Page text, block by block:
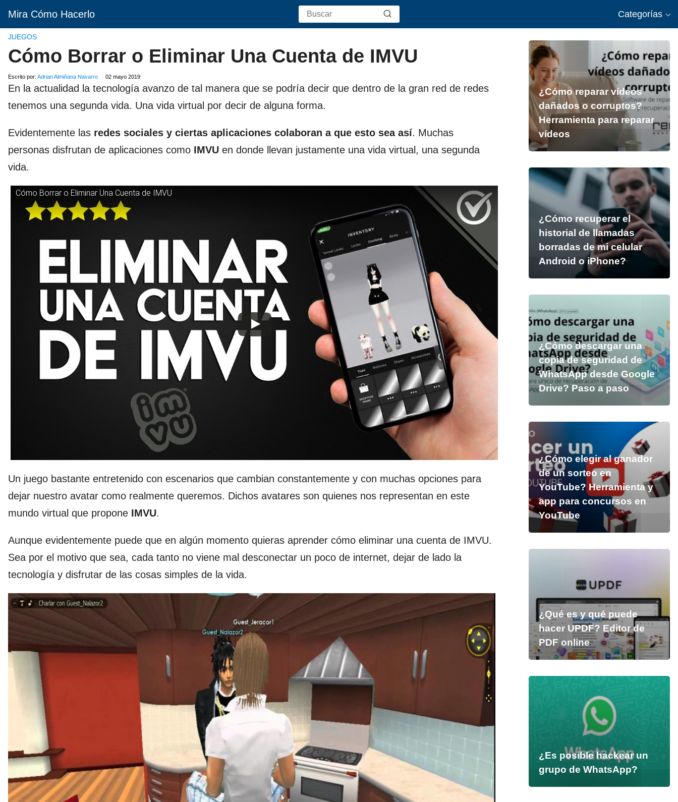
Mira Cómo Hacerlo Categorías
JUEGOS
Cómo Borrar o Eliminar Una Cuenta de IMVU
Escrito por: Adrian Almiñana Navarro 02 mayo 2019
En la actualidad la tecnología avanzo de tal manera que se podría decir que dentro de la gran red de redes
tenemos una segunda vida. Una vida virtual por decir de alguna forma.
Evidentemente las redes sociales y ciertas aplicaciones colaboran a que esto sea así. Muchas
personas disfrutan de aplicaciones como IMVU en donde llevan justamente una vida virtual, una segunda
vida.
Cómo Borrar o Eliminar Una Cuenta de IMVU
Un juego bastante entretenido con escenarios que cambian constantemente y con muchas opciones para
dejar nuestro avatar como realmente queremos. Dichos avatares son quienes nos representan en este
mundo virtual que propone IMVU.
Aunque evidentemente puede que en algún momento quieras aprender cómo eliminar una cuenta de IMVU.
Sea por el motivo que sea, cada tanto no viene mal desconectar un poco de internet, dejar de lado la
tecnología y disfrutar de las cosas simples de la vida.
¿Cómo reparar vídeos
dañados o corruptos?
Herramienta para reparar
vídeos
¿Cómo recuperar el
historial de llamadas
borradas de mi celular
Android o iPhone?
¿Cómo descargar una
copia de seguridad de
WhatsApp desde Google
Drive? Paso a paso
¿Cómo elegir al ganador
de un sorteo en
YouTube? Herramienta y
app para concursos en
YouTube
¿Qué es y qué puede
hacer UPDF? Editor de
PDF online
¿Es posible hackear un
grupo de WhatsApp?